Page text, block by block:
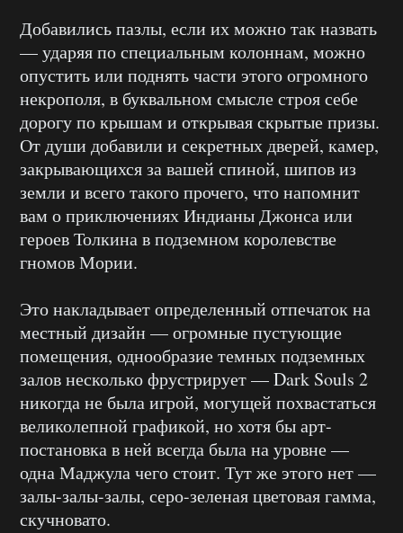
Добавились пазлы, если их можно так назвать
— ударяя по специальным колоннам, можно
опустить или поднять части этого огромного
некрополя, в буквальном смысле строя себе
дорогу по крышам и открывая скрытые призы.
От души добавили и секретных дверей, камер,
закрывающихся за вашей спиной, шипов из
земли и всего такого прочего, что напомнит
вам о приключениях Индианы Джонса или
героев Толкина в подземном королевстве
гномов Мории.
Это накладывает определенный отпечаток на
местный дизайн — огромные пустующие
помещения, однообразие темных подземных
залов несколько фрустрирует — Dark Souls 2
никогда не была игрой, могущей похвастаться
великолепной графикой, но хотя бы арт-
постановка в ней всегда была на уровне —
одна Маджула чего стоит. Тут же этого нет —
залы-залы-залы, серо-зеленая цветовая гамма,
скучновато.